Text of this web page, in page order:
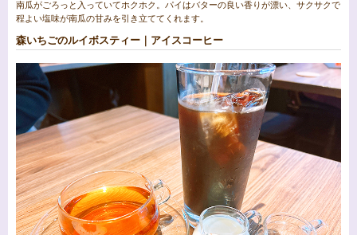
南瓜がごろっと入っていてホクホク。パイはバターの良い香りが漂い、サクサクで
程よい塩味が南瓜の甘みを引き立ててくれます。
森いちごのルイボスティー｜アイスコーヒー